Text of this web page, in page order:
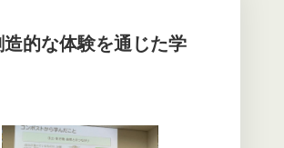
造的な体験を通じた学